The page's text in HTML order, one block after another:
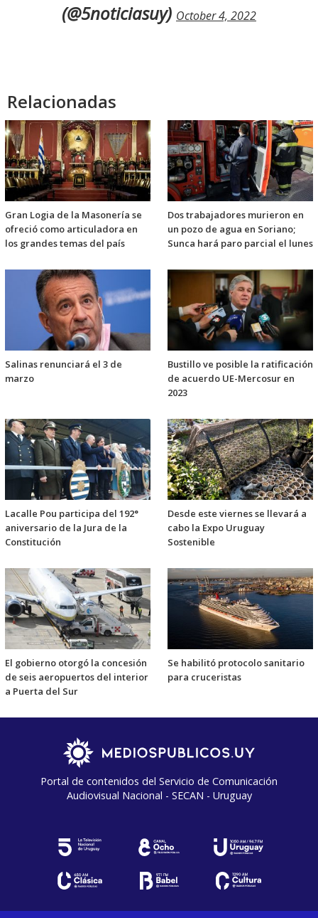
(@5noticiasuy) October 4, 2022
Relacionadas
Gran Logia de la Masonería se
ofreció como articuladora en
los grandes temas del país
Dos trabajadores murieron en
un pozo de agua en Soriano;
Sunca hará paro parcial el lunes
Salinas renunciará el 3 de
marzo
Bustillo ve posible la ratificación
de acuerdo UE-Mercosur en
2023
Lacalle Pou participa del 192°
aniversario de la Jura de la
Constitución
Desde este viernes se llevará a
cabo la Expo Uruguay
Sostenible
El gobierno otorgó la concesión
de seis aeropuertos del interior
a Puerta del Sur
Se habilitó protocolo sanitario
para cruceristas
Portal de contenidos del Servicio de Comunicación
Audiovisual Nacional - SECAN - Uruguay